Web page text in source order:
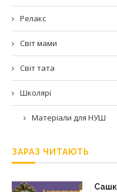
Релакс
Світ мами
Світ тата
Школярі
Матеріали для НУШ
ЗАРАЗ ЧИТАЮТЬ